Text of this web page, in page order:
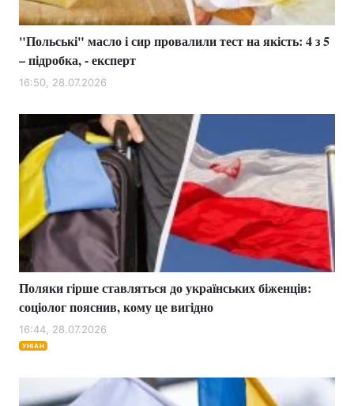
"Польські" масло і сир провалили тест на якість: 4 з 5
– підробка, - експерт
16:50, 28.07.2026
Поляки гірше ставляться до українських біженців:
соціолог пояснив, кому це вигідно
16:44, 28.07.2026
УНІАН